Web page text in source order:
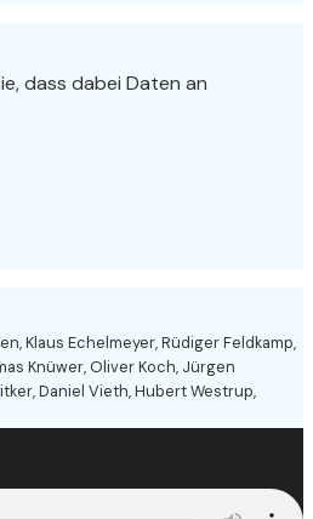
dass dabei Daten an
Klaus Echelmeyer, Rüdiger Feldkamp,
Knüwer, Oliver Koch, Jürgen
Daniel Vieth, Hubert Westrup,